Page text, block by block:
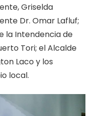
Griselda
Dr. Omar Lafluf;
la Intendencia de
Tori; el Alcalde
Laco y los
local.